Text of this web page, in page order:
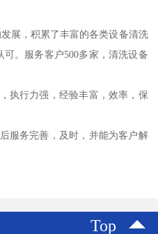
展，积累了丰富的各类设备清洗
。服务客户500多家，清洗设备
执行力强，经验丰富，效率，保
服务完善，及时，并能为客户解
Top